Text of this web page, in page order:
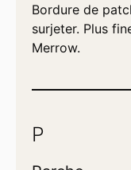
Bordure de
surjeter. Plus
Merrow.
P